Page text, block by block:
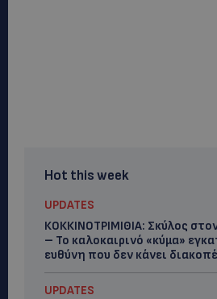
Hot this week
UPDATES
ΚΟΚΚΙΝΟΤΡΙΜΙΘΙΑ: Σκύλος
– Το καλοκαιρινό «κύμα»
ευθύνη που δεν κάνει
UPDATES